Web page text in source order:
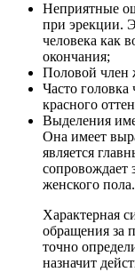
Неприятные
при эрекции.
человека как
окончания;
Половой член
Часто головка
красного
Выделения
Она имеет
является
сопровождает
женского пола.
Характерная
обращения за
точно
назначит